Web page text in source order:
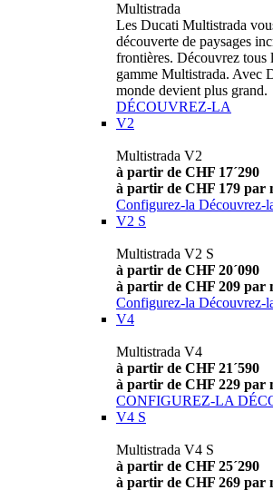
Multistrada
Les Ducati Multistrada
découverte de paysages
frontières. Découvrez tous
gamme Multistrada. Avec
monde devient plus grand.
DÉCOUVREZ-LA
V2
Multistrada V2
à partir de CHF 17´290
à partir de CHF 179 par
Configurez-la Découvrez-
V2 S
Multistrada V2 S
à partir de CHF 20´090
à partir de CHF 209 par
Configurez-la Découvrez-
V4
Multistrada V4
à partir de CHF 21´590
à partir de CHF 229 par
CONFIGUREZ-LA
V4 S
Multistrada V4 S
à partir de CHF 25´290
à partir de CHF 269 par